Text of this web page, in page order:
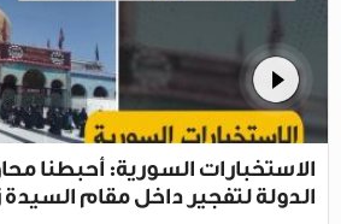
الاستخبارات السورية: أحبطنا
الدولة لتفجير داخل مقام ‎السيدة زينب